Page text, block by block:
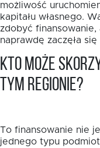
możliwość
kapitału własnego.
zdobyć
naprawdę zaczęła się
Kto może
tym regionie?
To finansowanie nie
jednego typu